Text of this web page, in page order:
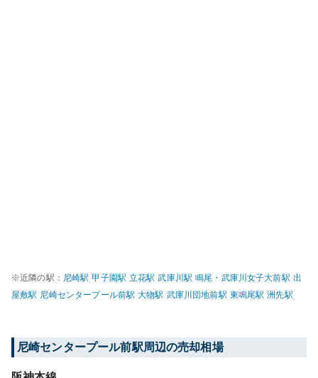
※近隣の駅： 尼崎駅 甲子園駅 立花駅 武庫川駅 鳴尾・武庫川女子大前駅 出
屋敷駅 尼崎センタープール前駅 大物駅 武庫川団地前駅 東鳴尾駅 洲先駅
尼崎センタープール前駅周辺の売却相場